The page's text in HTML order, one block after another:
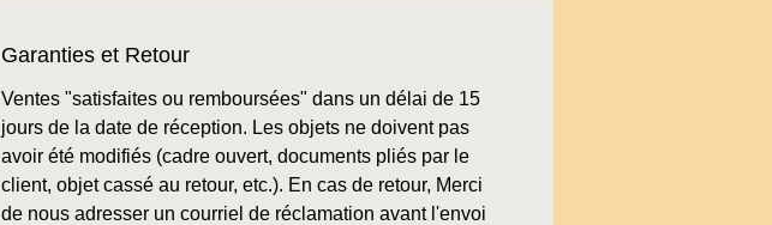
Garanties et Retour
Ventes "satisfaites ou remboursées" dans un délai de 15
jours de la date de réception. Les objets ne doivent pas
avoir été modifiés (cadre ouvert, documents pliés par le
client, objet cassé au retour, etc.). En cas de retour, Merci
de nous adresser un courriel de réclamation avant l'envoi